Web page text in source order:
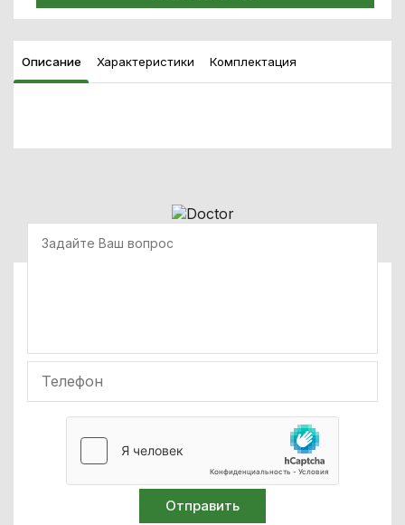
Описание Характеристики Комплектация